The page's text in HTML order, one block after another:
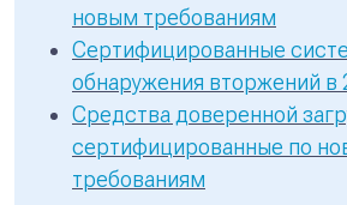
новым требованиям
Сертифицированные
обнаружения вторжений в
Средства доверенной
сертифицированные по
требованиям